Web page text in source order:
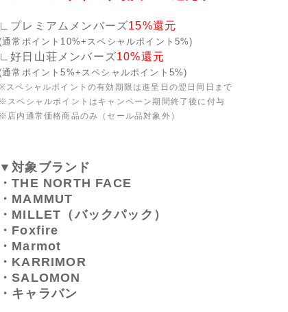
プレミアムメンバーズ15%還元
通常ポイント10%+スペシャルポイント5%)
好日山荘メンバーズ10%還元
通常ポイント5%+スペシャルポイント5%)
スペシャルポイントの有効期限は進呈日の翌日同日まで
スペシャルポイントはキャンペーン期間終了後に付与
店内通常価格商品のみ（セール品対象外）
対象ブランド
THE NORTH FACE
MAMMUT
MILLET（バックパック）
Foxfire
Marmot
KARRIMOR
SALOMON
キャラバン